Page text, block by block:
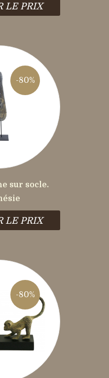
LE PRIX
-80%
sur socle.
LE PRIX
-80%